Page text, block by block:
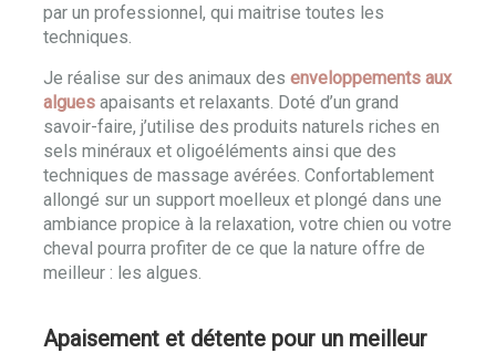
par un professionnel, qui maitrise toutes les
techniques.
Je réalise sur des animaux des enveloppements aux
algues apaisants et relaxants. Doté d’un grand
savoir-faire, j’utilise des produits naturels riches en
sels minéraux et oligoéléments ainsi que des
techniques de massage avérées. Confortablement
allongé sur un support moelleux et plongé dans une
ambiance propice à la relaxation, votre chien ou votre
cheval pourra profiter de ce que la nature offre de
meilleur : les algues.
Apaisement et détente pour un meilleur